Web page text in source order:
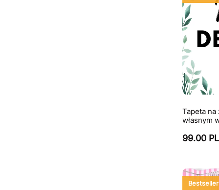
Tapeta
własnym
99.00
Bestseller